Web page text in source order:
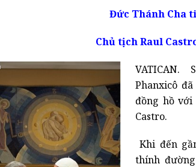
Đức Thánh Cha
Chủ tịch Raul
VATICAN.
Phanxicô
đồng hồ với
Castro.
Khi đến
thính